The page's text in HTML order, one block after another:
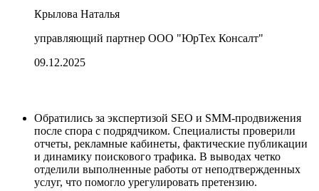
Крылова Наталья
управляющий партнер ООО "ЮрТех Консалт"
09.12.2025
Обратились за экспертизой SEO и SMM-продвижения
после спора с подрядчиком. Специалисты проверили
отчеты, рекламные кабинеты, фактические публикации
и динамику поискового трафика. В выводах четко
отделили выполненные работы от неподтвержденных
услуг, что помогло урегулировать претензию.